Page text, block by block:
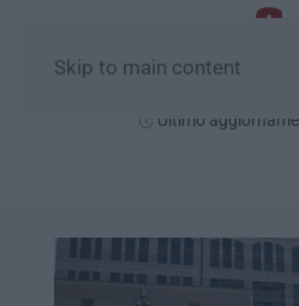
Skip to main content
Ultimo